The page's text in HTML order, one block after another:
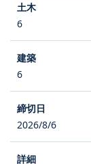
6
6
2026/8/6